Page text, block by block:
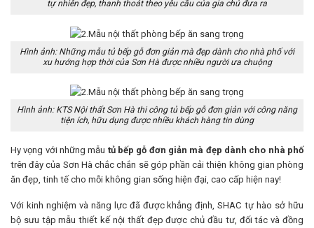
tự nhiên đẹp, thanh thoát theo yêu cầu của gia chủ đưa ra
Hình ảnh: Những mẫu tủ bếp gỗ đơn giản mà đẹp dành cho nhà phố với
xu hướng hợp thời của Sơn Hà được nhiều người ưa chuộng
Hình ảnh: KTS Nội thất Sơn Hà thi công tủ bếp gỗ đơn giản với công năng
tiện ích, hữu dụng được nhiều khách hàng tin dùng
Hy vọng với những mẫu tủ bếp gỗ đơn giản mà đẹp dành cho nhà phố
trên đây của Sơn Hà chắc chắn sẽ góp phần cải thiện không gian phòng
ăn đẹp, tinh tế cho mỗi không gian sống hiện đại, cao cấp hiện nay!
Với kinh nghiệm và năng lực đã được khẳng định, SHAC tự hào sở hữu
bộ sưu tập mẫu thiết kế nội thất đẹp được chủ đầu tư, đối tác và đồng